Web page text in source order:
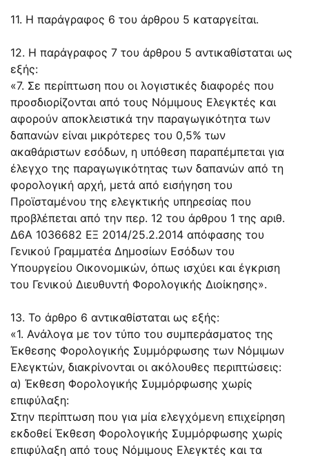
11. Η παράγραφος 6 του άρθρου 5 καταργείται.
12. Η παράγραφος 7 του άρθρου 5 αντικαθίσταται ως
εξής:
«7. Σε περίπτωση που οι λογιστικές διαφορές που
προσδιορίζονται από τους Νόμιμους Ελεγκτές και
αφορούν αποκλειστικά την παραγωγικότητα των
δαπανών είναι μικρότερες του 0,5% των
ακαθάριστων εσόδων, η υπόθεση παραπέμπεται για
έλεγχο της παραγωγικότητας των δαπανών από τη
φορολογική αρχή, μετά από εισήγηση του
Προϊσταμένου της ελεγκτικής υπηρεσίας που
προβλέπεται από την περ. 12 του άρθρου 1 της αριθ.
Δ6Α 1036682 ΕΞ 2014/25.2.2014 απόφασης του
Γενικού Γραμματέα Δημοσίων Εσόδων του
Υπουργείου Οικονομικών, όπως ισχύει και έγκριση
του Γενικού Διευθυντή Φορολογικής Διοίκησης».
13. Το άρθρο 6 αντικαθίσταται ως εξής:
«1. Ανάλογα με τον τύπο του συμπεράσματος της
Έκθεσης Φορολογικής Συμμόρφωσης των Νόμιμων
Ελεγκτών, διακρίνονται οι ακόλουθες περιπτώσεις:
α) Έκθεση Φορολογικής Συμμόρφωσης χωρίς
επιφύλαξη:
Στην περίπτωση που για μία ελεγχόμενη επιχείρηση
εκδοθεί Έκθεση Φορολογικής Συμμόρφωσης χωρίς
επιφύλαξη από τους Νόμιμους Ελεγκτές και τα